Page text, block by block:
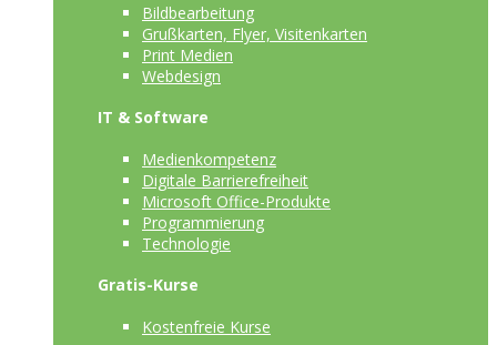
Bildbearbeitung
Grußkarten, Flyer, Visitenkarten
Print Medien
Webdesign
IT & Software
Medienkompetenz
Digitale Barrierefreiheit
Microsoft Office-Produkte
Programmierung
Technologie
Gratis-Kurse
Kostenfreie Kurse